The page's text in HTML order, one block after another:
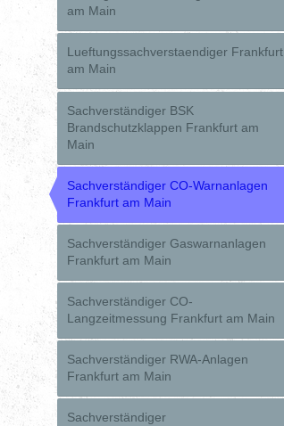
am Main
Lueftungssachverstaendiger Frankfurt
am Main
Sachverständiger BSK
Brandschutzklappen Frankfurt am
Main
Sachverständiger CO-Warnanlagen
Frankfurt am Main
Sachverständiger Gaswarnanlagen
Frankfurt am Main
Sachverständiger CO-
Langzeitmessung Frankfurt am Main
Sachverständiger RWA-Anlagen
Frankfurt am Main
Sachverständiger